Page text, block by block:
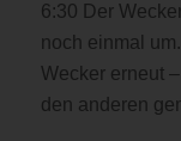
6:30 Der
noch einmal
Wecker erneut
den anderen